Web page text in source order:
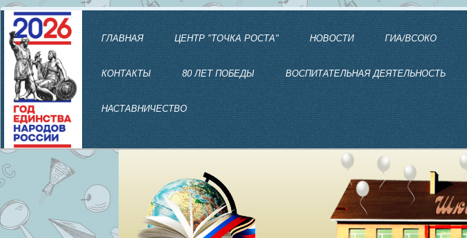
ГЛАВНАЯ ЦЕНТР "ТОЧКА РОСТА" НОВОСТИ ГИА/ВСОКО
КОНТАКТЫ 80 ЛЕТ ПОБЕДЫ ВОСПИТАТЕЛЬНАЯ ДЕЯТЕЛЬНОСТЬ
НАСТАВНИЧЕСТВО